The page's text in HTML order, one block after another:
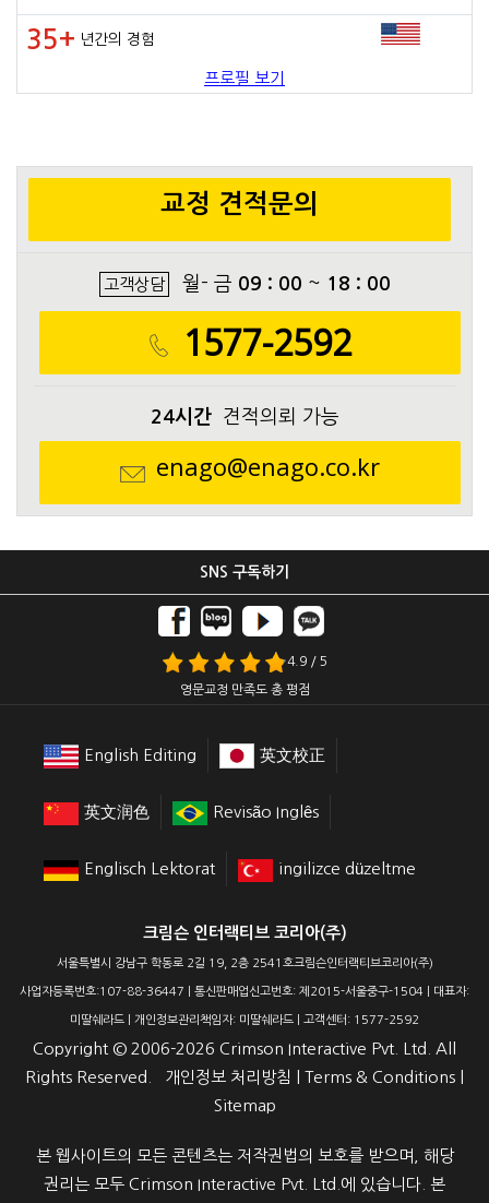
35+ 년간의 경험
프로필 보기
교정 견적문의
고객상담 월- 금 09 : 00 ~ 18 : 00
1577-2592
24시간견적의뢰 가능
enago@enago.co.kr
SNS 구독하기
4.9 / 5
영문교정 만족도 총 평점
English Editing 英文校正
英文润色 Revisão Inglês
Englisch Lektorat ingilizce düzeltme
크림슨 인터랙티브 코리아(주)
서울특별시 강남구 학동로 2길 19, 2층 2541호크림슨인터랙티브코리아(주)
사업자등록번호:107-88-36447 | 통신판매업신고번호: 제2015-서울중구-1504 | 대표자:
미딸쉐라드 | 개인정보관리책임자: 미딸쉐라드 | 고객센터: 1577-2592
Copyright © 2006-2026 Crimson Interactive Pvt. Ltd. All
Rights Reserved. 개인정보 처리방침 Terms & Conditions
Sitemap
본 웹사이트의 모든 콘텐츠는 저작권법의 보호를 받으며, 해당
권리는 모두 Crimson Interactive Pvt. Ltd.에 있습니다. 본